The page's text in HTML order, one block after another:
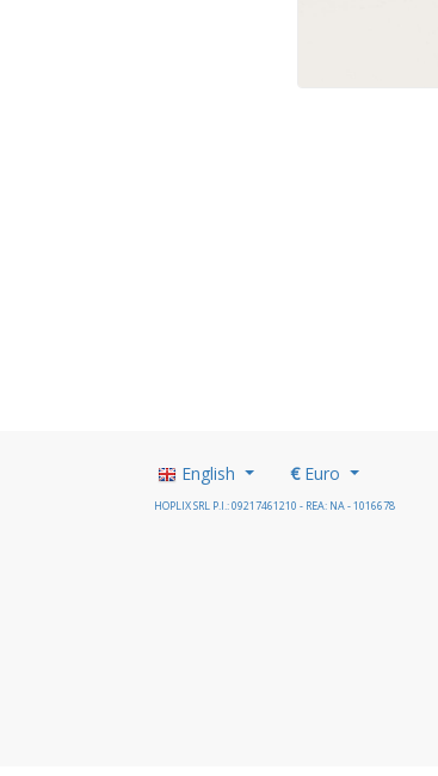
English €Euro
HOPLIX SRL P.I.: 09217461210 - REA: NA - 1016678